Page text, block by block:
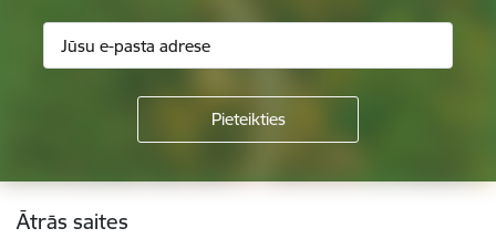
Kājene
Ātrās saites